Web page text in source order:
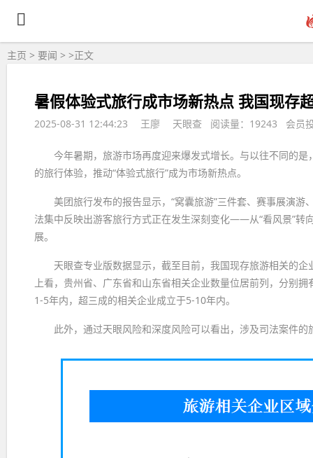
主页 > 要闻 > >正文
暑假体验式旅行成市场新热点 我国现存
2025-08-31 12:44:23 王廖 天眼查 阅读量：19243 会员
今年暑期，旅游市场再度迎来爆发式增长。与以往不同的
的旅行体验，推动“体验式旅行”成为市场新热点。
美团旅行发布的报告显示，“窝囊旅游”三件套、赛事展演
法集中反映出游客旅行方式正在发生深刻变化——从“看风景”转
展。
天眼查专业版数据显示，截至目前，我国现存旅游相关的
上看，贵州省、广东省和山东省相关企业数量位居前列，分别
1-5年内，超三成的相关企业成立于5-10年内。
此外，通过天眼风险和深度风险可以看出，涉及司法案件